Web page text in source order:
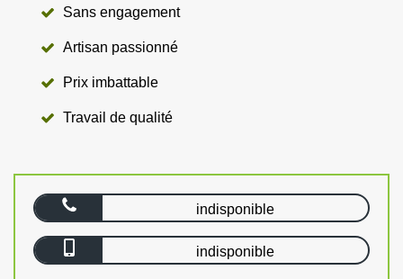
Sans engagement
Artisan passionné
Prix imbattable
Travail de qualité
indisponible
indisponible